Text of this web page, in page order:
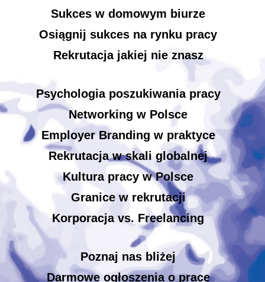
Sukces w domowym biurze
Osiągnij sukces na rynku pracy
Rekrutacja jakiej nie znasz
Psychologia poszukiwania pracy
Networking w Polsce
Employer Branding w praktyce
Rekrutacja w skali globalnej
Kultura pracy w Polsce
Granice w rekrutacji
Korporacja vs. Freelancing
Poznaj nas bliżej
Darmowe ogłoszenia o pracę